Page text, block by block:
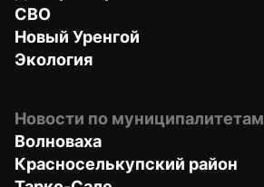
СВО
Новый Уренгой
Экология
Новости по муниципалитетам
Волноваха
Красноселькупский район